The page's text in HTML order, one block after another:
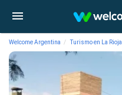
Welcome Argentina Turismo en La Rioja